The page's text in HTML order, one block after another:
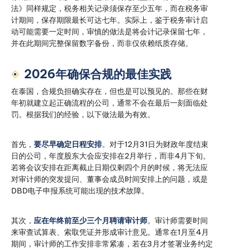
法》同样规定，税务相关记录须保存至少五年，而在税务审
计期间，保存期限最长可达七年。实际上，鉴于税务审计启
动可能需要一定时间，审慎的做法是将会计记录保留七年，
并在此期间完整保留数字备份，而非仅依赖纸质存储。
2026年确保合规的最佳实践
在泰国，合规负担确实存在，但也是可以预见的。那些在财
年初就建立起正确流程的公司，通常不会在最后一刻面临处
罚。根据我们的经验，以下做法最为有效。
首先，要尽早确定日程安排。对于12月31日为财政年度结束
日的公司，年度股东大会应安排在2月举行，而非4月下旬。
若将会议安排在距离截止日期仅剩四个月的时候，将无法应
对审计师的突发提问、董事会成员时间安排上的问题，或是
DBD电子申报系统可能出现的技术故障。
其次，应在年终前至少三个月聘请审计师。审计师需要时间
来审查试算表、索取凭证并形成审计意见。通常在1月至4月
期间，审计师的工作安排非常紧凑，若在3月才签署业务约定